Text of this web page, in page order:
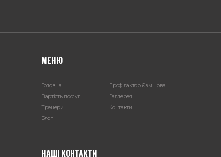
МЕНЮ
Головна
Профілактор Євмінова
Вартість послуг
Галлерея
Тренери
Контакти
Блог
НАШІ КОНТАКТИ